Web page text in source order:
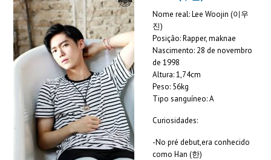
Nome real: Lee Woojin (이우
진)
Posição: Rapper, maknae
Nascimento: 28 de novembro
de 1998
Altura: 1,74cm
Peso: 56kg
Tipo sanguíneo: A
Curiosidades:
-No pré debut,era conhecido
como Han (한)